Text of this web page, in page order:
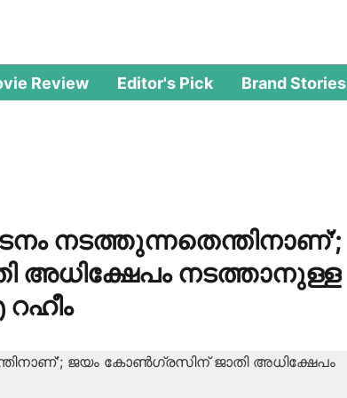
Review Editor's Pick Brand Stories
നടത്തുന്നതെന്തിനാണ്';
അധിക്ഷേപം നടത്താനുള്ള